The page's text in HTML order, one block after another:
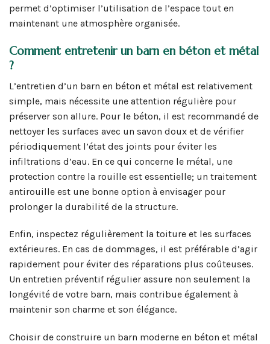
permet d’optimiser l’utilisation de l’espace tout en
maintenant une atmosphère organisée.
Comment entretenir un barn en béton et métal
?
L’entretien d’un barn en béton et métal est relativement
simple, mais nécessite une attention régulière pour
préserver son allure. Pour le béton, il est recommandé de
nettoyer les surfaces avec un savon doux et de vérifier
périodiquement l’état des joints pour éviter les
infiltrations d’eau. En ce qui concerne le métal, une
protection contre la rouille est essentielle; un traitement
antirouille est une bonne option à envisager pour
prolonger la durabilité de la structure.
Enfin, inspectez régulièrement la toiture et les surfaces
extérieures. En cas de dommages, il est préférable d’agir
rapidement pour éviter des réparations plus coûteuses.
Un entretien préventif régulier assure non seulement la
longévité de votre barn, mais contribue également à
maintenir son charme et son élégance.
Choisir de construire un barn moderne en béton et métal